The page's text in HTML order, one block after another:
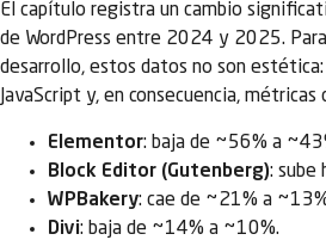
El capítulo registra un cambio
de WordPress entre 2024 y 2025.
desarrollo, estos datos no son estética:
JavaScript y, en consecuencia, métricas
Elementor: baja de ~56% a
Block Editor (Gutenberg): sube
WPBakery: cae de ~21% a
Divi: baja de ~14% a ~10%.